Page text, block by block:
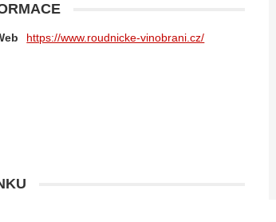
https://www.roudnicke-vinobrani.cz/